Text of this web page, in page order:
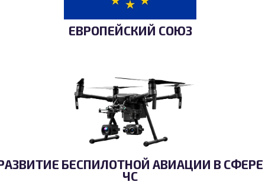
ЕВРОПЕЙСКИЙ СОЮЗ
БЕСПИЛОТНОЙ АВИАЦИИ В СФЕРЕ
ЧС